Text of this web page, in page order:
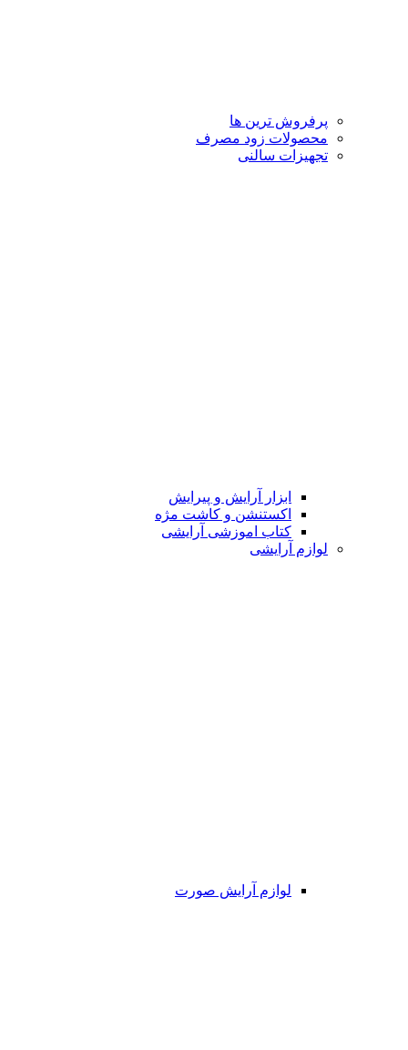
پرفروش ترین ها
محصولات زود مصرف
تجهیزات سالنی
ابزار آرایش و پیرایش
اکستنشن و کاشت مژه
کتاب اموزشی آرایشی
لوازم آرایشی
لوازم آرایش صورت